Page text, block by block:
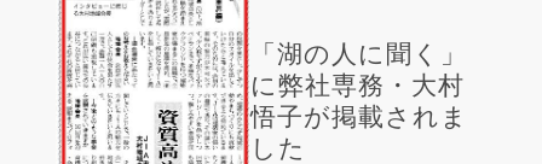
「湖の人に聞く」
に弊社専務・大村
悟子が掲載されま
した